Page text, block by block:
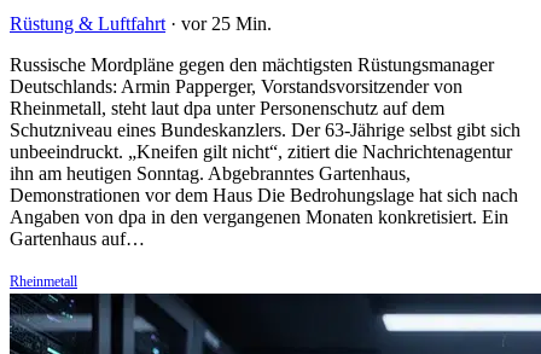
Rüstung & Luftfahrt · vor 25 Min.
Russische Mordpläne gegen den mächtigsten Rüstungsmanager
Deutschlands: Armin Papperger, Vorstandsvorsitzender von
Rheinmetall, steht laut dpa unter Personenschutz auf dem
Schutzniveau eines Bundeskanzlers. Der 63-Jährige selbst gibt sich
unbeeindruckt. „Kneifen gilt nicht“, zitiert die Nachrichtenagentur
ihn am heutigen Sonntag. Abgebranntes Gartenhaus,
Demonstrationen vor dem Haus Die Bedrohungslage hat sich nach
Angaben von dpa in den vergangenen Monaten konkretisiert. Ein
Gartenhaus auf…
Rheinmetall